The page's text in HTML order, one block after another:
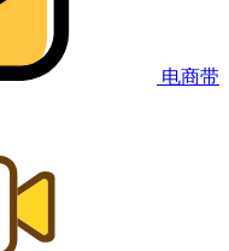
电商带